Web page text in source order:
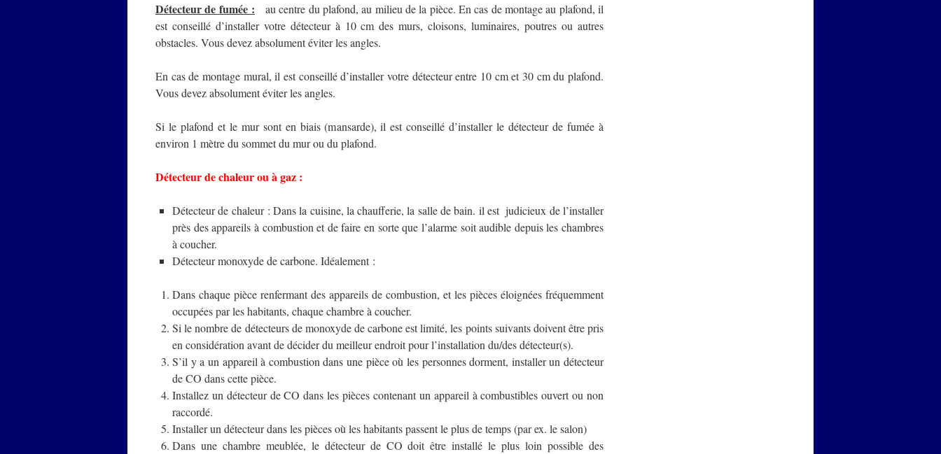
Détecteur de fumée : au centre du plafond, au milieu de la pièce. En cas de montage au plafond, il
est conseillé d’installer votre détecteur à 10 cm des murs, cloisons, luminaires, poutres ou autres
obstacles. Vous devez absolument éviter les angles.
En cas de montage mural, il est conseillé d’installer votre détecteur entre 10 cm et 30 cm du plafond.
Vous devez absolument éviter les angles.
Si le plafond et le mur sont en biais (mansarde), il est conseillé d’installer le détecteur de fumée à
environ 1 mètre du sommet du mur ou du plafond.
Détecteur de chaleur ou à gaz :
Détecteur de chaleur : Dans la cuisine, la chaufferie, la salle de bain. il est judicieux de l’installer
près des appareils à combustion et de faire en sorte que l’alarme soit audible depuis les chambres
à coucher.
Détecteur monoxyde de carbone. Idéalement :
Dans chaque pièce renfermant des appareils de combustion, et les pièces éloignées fréquemment
occupées par les habitants, chaque chambre à coucher.
Si le nombre de détecteurs de monoxyde de carbone est limité, les points suivants doivent être pris
en considération avant de décider du meilleur endroit pour l’installation du/des détecteur(s).
S’il y a un appareil à combustion dans une pièce où les personnes dorment, installer un détecteur
de CO dans cette pièce.
Installez un détecteur de CO dans les pièces contenant un appareil à combustibles ouvert ou non
raccordé.
Installer un détecteur dans les pièces où les habitants passent le plus de temps (par ex. le salon)
Dans une chambre meublée, le détecteur de CO doit être installé le plus loin possible des